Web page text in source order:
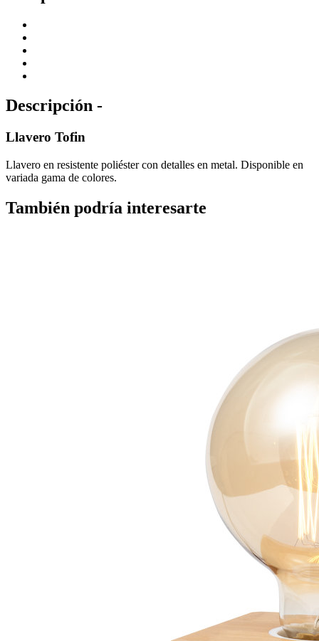
Descripción -
Llavero Tofin
Llavero en resistente poliéster con detalles en metal. Disponible en
variada gama de colores.
También podría interesarte